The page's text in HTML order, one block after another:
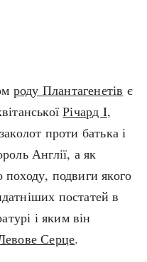
роду Плантагенетів є
Річард I,
проти батька і
Англії, а як
походу, подвиги якого
постатей в
і яким він
Серце.